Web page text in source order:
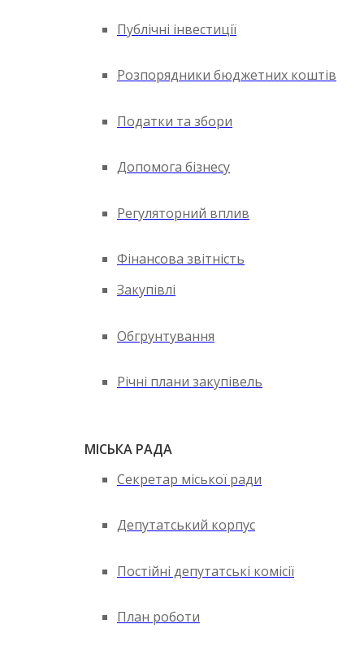
Публічні інвестиції
Розпорядники бюджетних коштів
Податки та збори
Допомога бізнесу
Регуляторний вплив
Фінансова звітність
Закупівлі
Обгрунтування
Річні плани закупівель
МІСЬКА РАДА
Секретар міської ради
Депутатський корпус
Постійні депутатські комісії
План роботи